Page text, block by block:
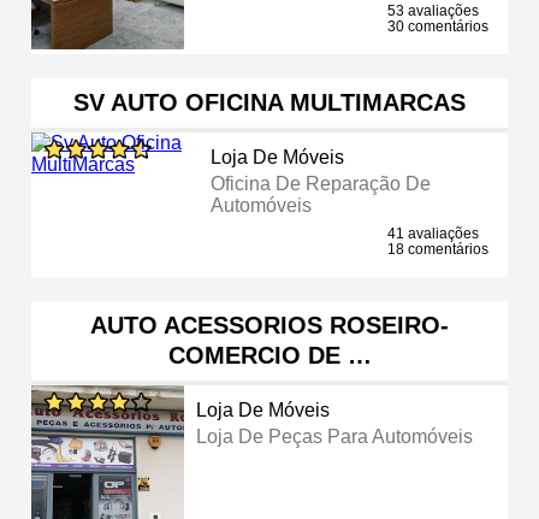
53 avaliações
30 comentários
SV AUTO OFICINA MULTIMARCAS
Loja De Móveis
Oficina De Reparação De
Automóveis
41 avaliações
18 comentários
AUTO ACESSORIOS ROSEIRO-
COMERCIO DE …
Loja De Móveis
Loja De Peças Para Automóveis